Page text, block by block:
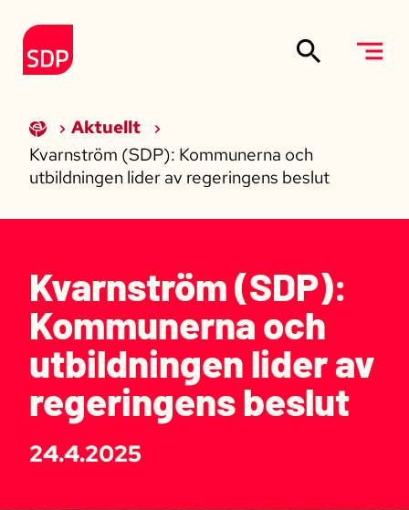
Till förstasidan
Aktuellt
Kvarnström (SDP): Kommunerna och
utbildningen lider av regeringens beslut
Kvarnström (SDP):
Kommunerna och
utbildningen lider av
regeringens beslut
24.4.2025